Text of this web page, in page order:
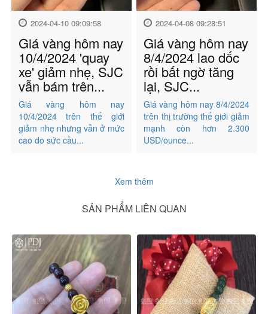
2024-04-10 09:09:58
Giá vàng hôm nay
10/4/2024 'quay
xe' giảm nhẹ, SJC
vẫn bám trên...
Giá vàng hôm nay
10/4/2024 trên thế giới
giảm nhẹ nhưng vẫn ở mức
cao do sức cầu...
2024-04-08 09:28:51
Giá vàng hôm nay
8/4/2024 lao dốc
rồi bất ngờ tăng
lại, SJC...
Giá vàng hôm nay 8/4/2024
trên thị trường thế giới giảm
mạnh còn hơn 2.300
USD/ounce...
Xem thêm
SẢN PHẨM LIÊN QUAN